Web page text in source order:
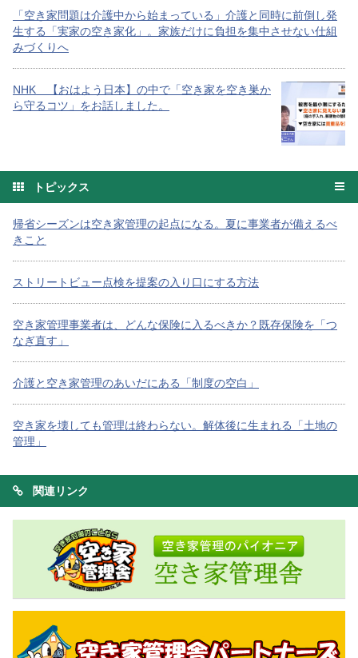
「空き家問題は介護中から始まっている」介護と同時に前倒し発
生する「実家の空き家化」。家族だけに負担を集中させない仕組
みづくりへ
NHK 【おはよう日本】の中で「空き家を空き巣か
ら守るコツ」をお話しました。
トピックス
帰省シーズンは空き家管理の起点になる。夏に事業者が備えるべ
きこと
ストリートビュー点検を提案の入り口にする方法
空き家管理事業者は、どんな保険に入るべきか？既存保険を「つ
なぎ直す」
介護と空き家管理のあいだにある「制度の空白」
空き家を壊しても管理は終わらない。解体後に生まれる「土地の
管理」
関連リンク